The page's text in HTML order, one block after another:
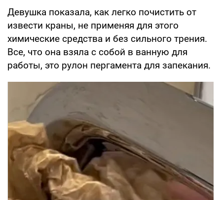
Девушка показала, как легко почистить от
извести краны, не применяя для этого
химические средства и без сильного трения.
Все, что она взяла с собой в ванную для
работы, это рулон пергамента для запекания.